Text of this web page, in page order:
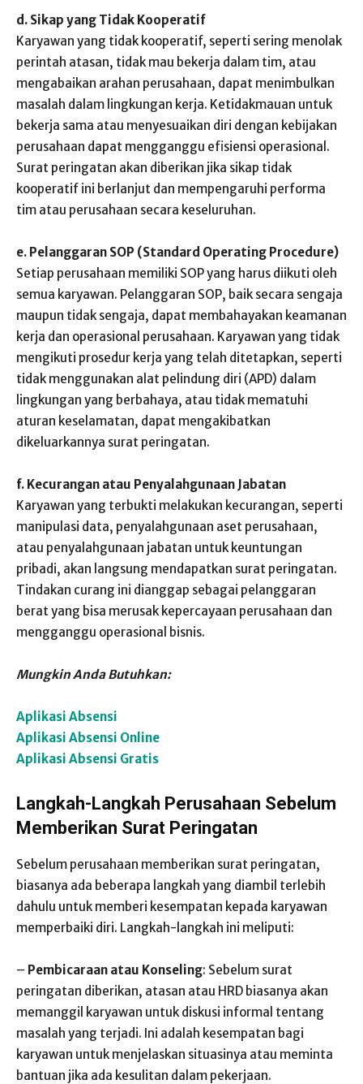
d. Sikap yang Tidak Kooperatif
Karyawan yang tidak kooperatif, seperti sering menolak
perintah atasan, tidak mau bekerja dalam tim, atau
mengabaikan arahan perusahaan, dapat menimbulkan
masalah dalam lingkungan kerja. Ketidakmauan untuk
bekerja sama atau menyesuaikan diri dengan kebijakan
perusahaan dapat mengganggu efisiensi operasional.
Surat peringatan akan diberikan jika sikap tidak
kooperatif ini berlanjut dan mempengaruhi performa
tim atau perusahaan secara keseluruhan.
e. Pelanggaran SOP (Standard Operating Procedure)
Setiap perusahaan memiliki SOP yang harus diikuti oleh
semua karyawan. Pelanggaran SOP, baik secara sengaja
maupun tidak sengaja, dapat membahayakan keamanan
kerja dan operasional perusahaan. Karyawan yang tidak
mengikuti prosedur kerja yang telah ditetapkan, seperti
tidak menggunakan alat pelindung diri (APD) dalam
lingkungan yang berbahaya, atau tidak mematuhi
aturan keselamatan, dapat mengakibatkan
dikeluarkannya surat peringatan.
f. Kecurangan atau Penyalahgunaan Jabatan
Karyawan yang terbukti melakukan kecurangan, seperti
manipulasi data, penyalahgunaan aset perusahaan,
atau penyalahgunaan jabatan untuk keuntungan
pribadi, akan langsung mendapatkan surat peringatan.
Tindakan curang ini dianggap sebagai pelanggaran
berat yang bisa merusak kepercayaan perusahaan dan
mengganggu operasional bisnis.
Mungkin Anda Butuhkan:
Aplikasi Absensi
Aplikasi Absensi Online
Aplikasi Absensi Gratis
Langkah-Langkah Perusahaan Sebelum
Memberikan Surat Peringatan
Sebelum perusahaan memberikan surat peringatan,
biasanya ada beberapa langkah yang diambil terlebih
dahulu untuk memberi kesempatan kepada karyawan
memperbaiki diri. Langkah-langkah ini meliputi:
– Pembicaraan atau Konseling: Sebelum surat
peringatan diberikan, atasan atau HRD biasanya akan
memanggil karyawan untuk diskusi informal tentang
masalah yang terjadi. Ini adalah kesempatan bagi
karyawan untuk menjelaskan situasinya atau meminta
bantuan jika ada kesulitan dalam pekerjaan.